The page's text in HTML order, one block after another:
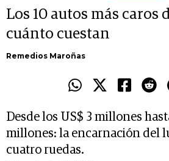
Los 10 autos más caros
cuánto cuestan
Remedios Maroñas
Desde los US$ 3 millones
millones: la encarnación del
cuatro ruedas.